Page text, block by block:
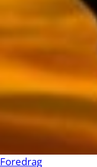
Foredrag